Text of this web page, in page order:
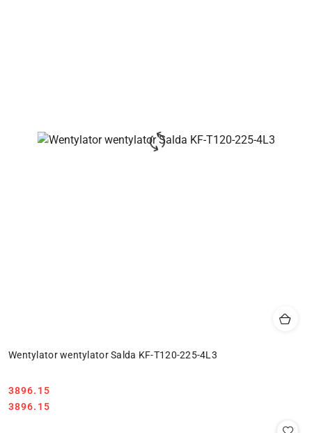
Wentylator wentylator Salda KF-T120-225-4L3
Cena:
3896.15
Cena:
3896.15